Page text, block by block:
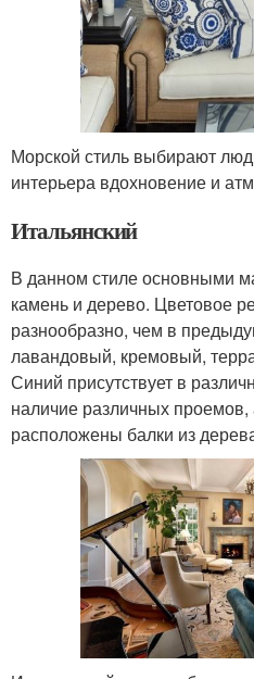
Морской стиль выбирают
интерьера вдохновение и
Итальянский
В данном стиле основными
камень и дерево. Цветовое
разнообразно, чем в
лавандовый, кремовый,
Синий присутствует в
наличие различных проемов,
расположены балки из